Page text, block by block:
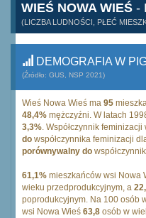
WIEŚ NOWA WIEŚ -
(LICZBA LUDNOŚCI, PŁEĆ
DEMOGRAFIA W
(Źródło: GUS, NSP 2021)
Wieś Nowa Wieś ma 95
48,4% mężczyźni. W latach
3,3%. Współczynnik
do współczynnika feminizacji
porównywalny do
61,1% mieszkańców wsi Nowa
wieku przedprodukcyjnym, a
poprodukcyjnym. Na 100 osób
wsi Nowa Wieś 63,8 osób w